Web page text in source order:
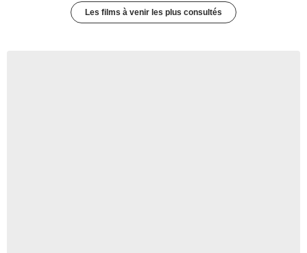
Les films à venir les plus consultés